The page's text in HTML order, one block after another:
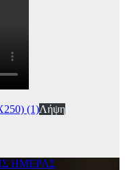
(1)Λήψη
ΗΜΕΡΑΣ